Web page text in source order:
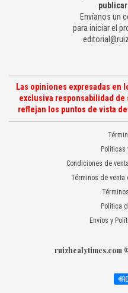
Envíanos un
para iniciar el
Las opiniones expresadas en
exclusiva responsabilidad de
reflejan los puntos de vista
Políticas
Condiciones de
Términos de
Política
Envíos y
ruizhealytimes.com